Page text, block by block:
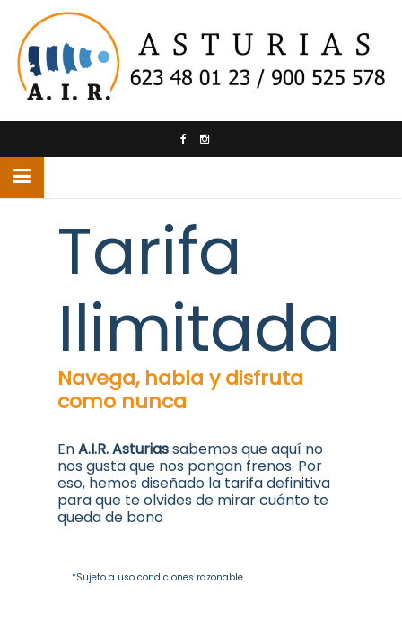
contenido
*Sujeto a uso condiciones razonable
Tarifa
Ilimitada
Navega, habla y disfruta
como nunca
EnA.I.R. Asturiassabemos que aquí no
nos gusta que nos pongan frenos. Por
eso, hemos diseñado la tarifa definitiva
para que te olvides de mirar cuánto te
queda de bono